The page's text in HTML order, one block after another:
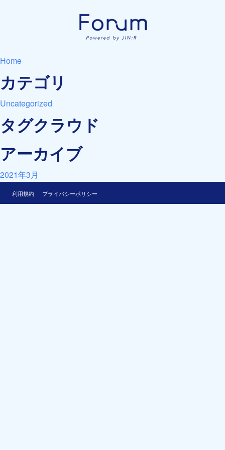
Home
カテゴリ
Uncategorized
タグクラウド
アーカイブ
2021年3月
利用規約 プライバシーポリシー